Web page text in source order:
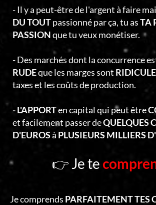
- Il y a peut-être de l'argent à faire
DU TOUTpassionné par ça, tu asTA
PASSIONque tu veux monétiser.
- Des marchés dont la concurrence
RUDEque les marges sont
taxes et les coûts de production.
- L'APPORTen capital qui peut être
et facilement passer deQUELQUES
D'EUROSà PLUSIEURS MILLIERS
👉 Je te
Je comprends PARFAITEMENT TES